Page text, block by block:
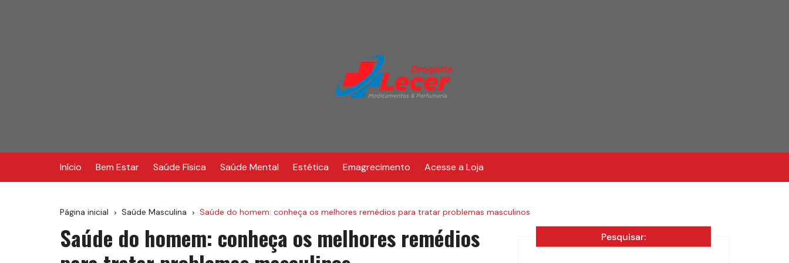
Início Bem Estar Saúde Física Saúde Mental Estética Emagrecimento Acesse a Loja
Página inicial Saúde Masculina Saúde do homem: conheça os melhores remédios para tratar problemas masculinos
Saúde do homem: conheça os melhores remédios
Pesquisar: